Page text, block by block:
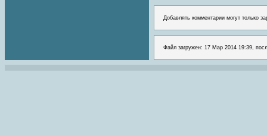
Добавлять комментарии могут только
Файл загружен: 17 Мар 2014 19:39,